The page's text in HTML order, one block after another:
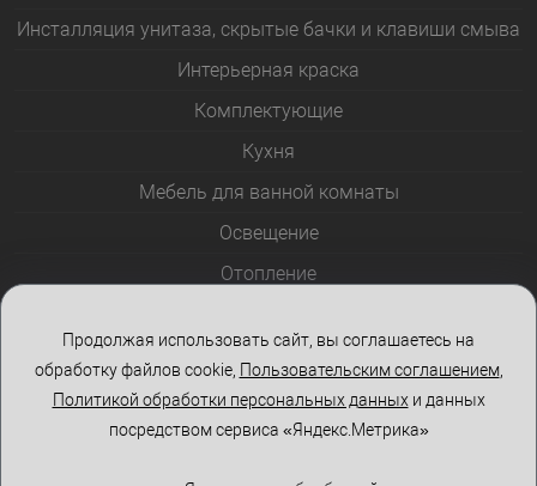
Инсталляция унитаза, скрытые бачки и клавиши смыва
Интерьерная краска
Комплектующие
Кухня
Мебель для ванной комнаты
Освещение
Отопление
Розетки и выключатели
Стеклоблоки
Столы и стулья
Продолжая использовать сайт, вы соглашаетесь на
обработку файлов cookie, Пользовательским соглашением,
Политикой обработки персональных данных и данных
посредством сервиса «Яндекс.Метрика»